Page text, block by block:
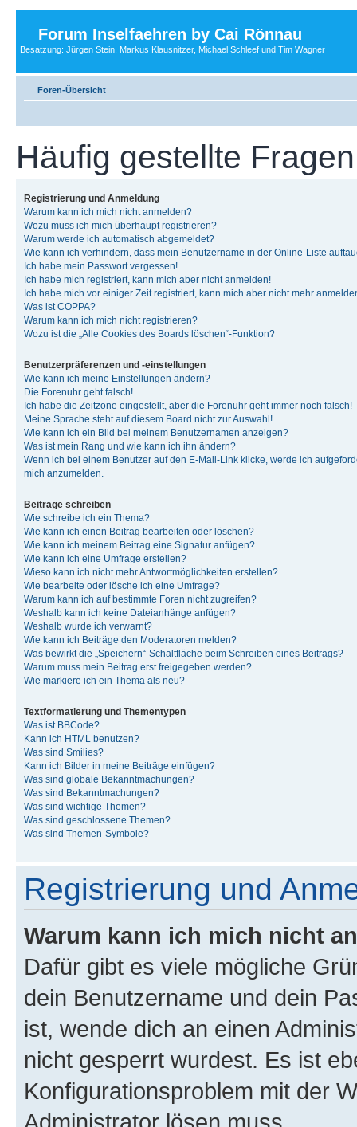
Forum Inselfaehren by Cai Rönnau
Besatzung: Jürgen Stein, Markus Klausnitzer, Michael Schleef und Tim Wagner
Foren-Übersicht
Häufig gestellte Fragen
Registrierung und Anmeldung
Warum kann ich mich nicht anmelden?
Wozu muss ich mich überhaupt registrieren?
Warum werde ich automatisch abgemeldet?
Wie kann ich verhindern, dass mein Benutzername in der Online-Liste
Ich habe mein Passwort vergessen!
Ich habe mich registriert, kann mich aber nicht anmelden!
Ich habe mich vor einiger Zeit registriert, kann mich aber nicht mehr
Was ist COPPA?
Warum kann ich mich nicht registrieren?
Wozu ist die „Alle Cookies des Boards löschen“-Funktion?
Benutzerpräferenzen und -einstellungen
Wie kann ich meine Einstellungen ändern?
Die Forenuhr geht falsch!
Ich habe die Zeitzone eingestellt, aber die Forenuhr geht immer noch falsch!
Meine Sprache steht auf diesem Board nicht zur Auswahl!
Wie kann ich ein Bild bei meinem Benutzernamen anzeigen?
Was ist mein Rang und wie kann ich ihn ändern?
Wenn ich bei einem Benutzer auf den E-Mail-Link klicke, werde ich
mich anzumelden.
Beiträge schreiben
Wie schreibe ich ein Thema?
Wie kann ich einen Beitrag bearbeiten oder löschen?
Wie kann ich meinem Beitrag eine Signatur anfügen?
Wie kann ich eine Umfrage erstellen?
Wieso kann ich nicht mehr Antwortmöglichkeiten erstellen?
Wie bearbeite oder lösche ich eine Umfrage?
Warum kann ich auf bestimmte Foren nicht zugreifen?
Weshalb kann ich keine Dateianhänge anfügen?
Weshalb wurde ich verwarnt?
Wie kann ich Beiträge den Moderatoren melden?
Was bewirkt die „Speichern“-Schaltfläche beim Schreiben eines Beitrags?
Warum muss mein Beitrag erst freigegeben werden?
Wie markiere ich ein Thema als neu?
Textformatierung und Thementypen
Was ist BBCode?
Kann ich HTML benutzen?
Was sind Smilies?
Kann ich Bilder in meine Beiträge einfügen?
Was sind globale Bekanntmachungen?
Was sind Bekanntmachungen?
Was sind wichtige Themen?
Was sind geschlossene Themen?
Was sind Themen-Symbole?
Registrierung und
Warum kann ich mich nicht
Dafür gibt es viele mögliche
dein Benutzername und dein
ist, wende dich an einen
nicht gesperrt wurdest. Es ist
Konfigurationsproblem mit der
Administrator lösen muss.